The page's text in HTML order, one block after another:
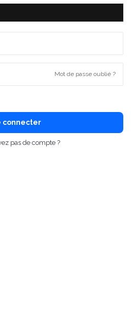
Mot de passe oublié ?
connecter
pas de compte ?